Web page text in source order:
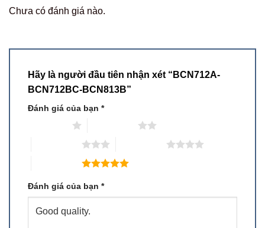
Chưa có đánh giá nào.
Hãy là người đầu tiên nhận xét “BCN712A-
BCN712BC-BCN813B”
Đánh giá của bạn *
Đánh giá của bạn *